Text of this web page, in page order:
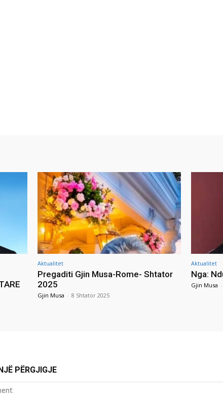
Aktualitet
Pregaditi Gjin Musa-Rome- Shtator
2025
Gjin Musa - 8 Shtator 2025
Aktualitet
Nga:
Gjin Musa -
PËRGJIGJE